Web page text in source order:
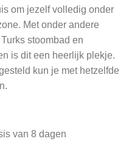
om jezelf volledig onder
Met onder andere
stoombad en
is dit een heerlijk plekje.
kun je met hetzelfde
van 8 dagen